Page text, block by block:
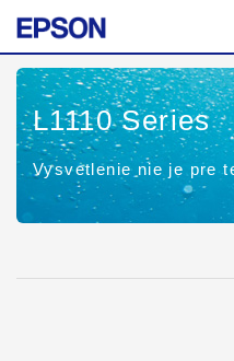
L1110 Series
Vysvetlenie nie je pre